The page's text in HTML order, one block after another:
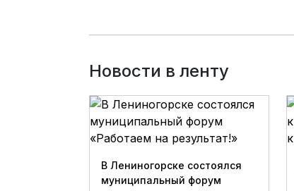
Новости в ленту
В Лениногорске состоялся
муниципальный форум